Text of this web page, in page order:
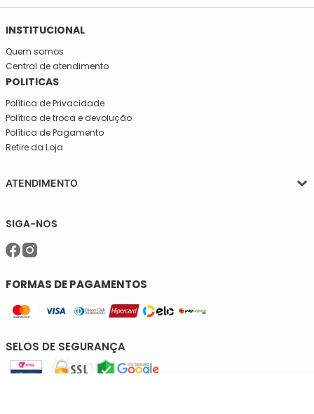
INSTITUCIONAL
Quem somos
Central de atendimento
POLITICAS
Política de Privacidade
Política de troca e devolução
Política de Pagamento
Retire da Loja
ATENDIMENTO
Sexta, das 08:30 às 16h30.
Telefone: (11)5627-7800
WhatsApp: (11)94238-1925
sac@meiassaojose.com.br
SIGA-NOS
FORMAS DE PAGAMENTOS
SELOS DE SEGURANÇA